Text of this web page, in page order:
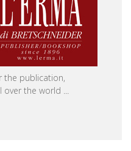
the publication,
over the world